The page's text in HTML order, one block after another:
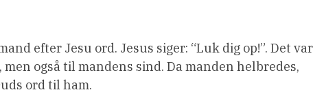
efter Jesu ord. Jesus siger: “Luk dig op!”. Det var
også til mandens sind. Da manden helbredes,
ord til ham.